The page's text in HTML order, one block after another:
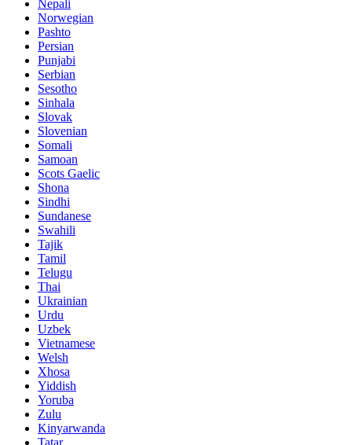
Nepali
Norwegian
Pashto
Persian
Punjabi
Serbian
Sesotho
Sinhala
Slovak
Slovenian
Somali
Samoan
Scots Gaelic
Shona
Sindhi
Sundanese
Swahili
Tajik
Tamil
Telugu
Thai
Ukrainian
Urdu
Uzbek
Vietnamese
Welsh
Xhosa
Yiddish
Yoruba
Zulu
Kinyarwanda
Tatar